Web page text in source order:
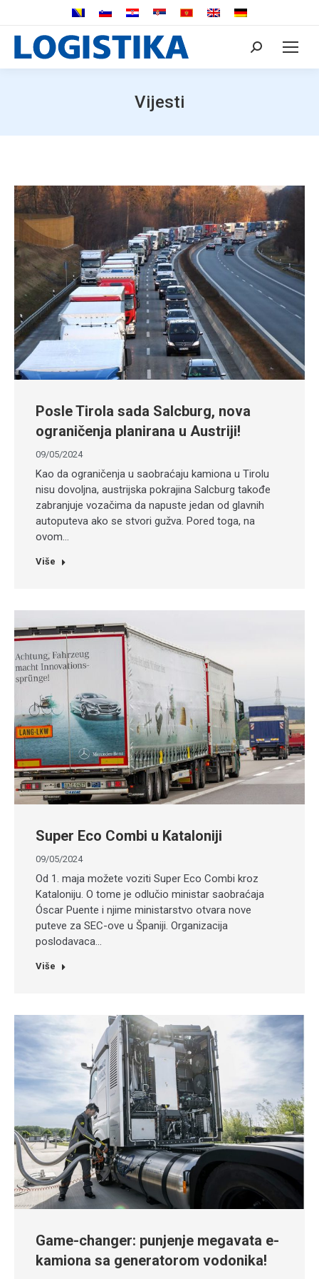
Search:
Vijesti
Posle Tirola sada Salcburg, nova
ograničenja planirana u Austriji!
09/05/2024
Kao da ograničenja u saobraćaju kamiona u Tirolu
nisu dovoljna, austrijska pokrajina Salcburg takođe
zabranjuje vozačima da napuste jedan od glavnih
autoputeva ako se stvori gužva. Pored toga, na
ovom…
Više
Super Eco Combi u Kataloniji
09/05/2024
Od 1. maja možete voziti Super Eco Combi kroz
Kataloniju. O tome je odlučio ministar saobraćaja
Óscar Puente i njime ministarstvo otvara nove
puteve za SEC-ove u Španiji. Organizacija
poslodavaca…
Više
Game-changer: punjenje megavata e-
kamiona sa generatorom vodonika!